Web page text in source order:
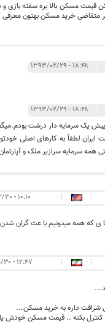
قیمت مسکن بالا بره سفته بازی
متقاضی خرید مسکن بهتون
۱۸:۴۸ - ۱۳۹۳/۰۲/۲۹
۱۸:۴۸ - ۱۳۹۳/۰۲/۲۹
یک سرمایه دار درشت
ایران لطفاً به کارهای اصلی
همه سرمایه سرازیر ملک و
|
| ۱۰:۱۰ - ۱۳۹۳/۰۲/۳۰
ی که همه میدونیم با عث گران
|
| ۱۲:۴۷ - ۱۳۹۳/۰۲/۳۰
شرافت داره به خرید مسکن...
کنترل بکنه .. قیمت مسکن خودش